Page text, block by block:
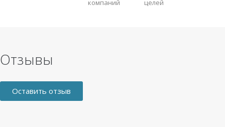
компаний
целей
Отзывы
Оставить отзыв